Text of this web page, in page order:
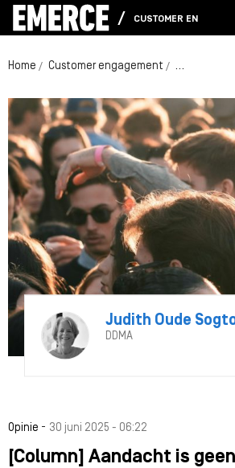
CUSTOMER
Home Customer engagement [Column]
Judith Oude
DDMA
Opinie - 30 juni 2025 - 06:22
[Column] Aandacht is